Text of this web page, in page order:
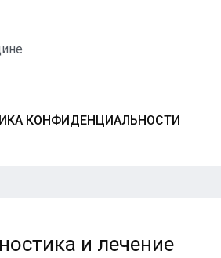
КОНФИДЕНЦИАЛЬНОСТИ
и лечение